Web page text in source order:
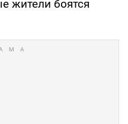
жители боятся